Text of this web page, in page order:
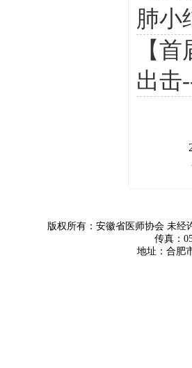
肺小
【
出击
版权所有：安徽省医师协会 未
传真：
地址：合肥